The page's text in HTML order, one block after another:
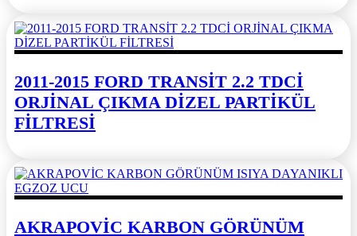
2011-2015 FORD TRANSİT 2.2 TDCİ
ORJİNAL ÇIKMA DİZEL PARTİKÜL
FİLTRESİ
AKRAPOVİC KARBON GÖRÜNÜM